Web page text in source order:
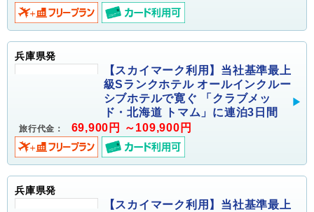
兵庫県発
【スカイマーク利用】当社基準最上
級Sランクホテル オールインクルー
シブホテルで寛ぐ 「クラブメッ
ド・北海道 トマム」に連泊3日間
旅行代金： 69,900円 ～109,900円
兵庫県発
【スカイマーク利用】当社基準最上